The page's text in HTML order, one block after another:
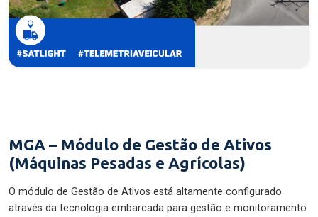
MGA – Módulo de Gestão de Ativos
(Máquinas Pesadas e Agrícolas)
O módulo de Gestão de Ativos está altamente configurado
através da tecnologia embarcada para gestão e monitoramento